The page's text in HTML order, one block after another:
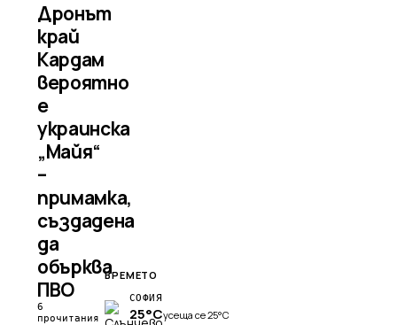
Дронът
край
Кардам
вероятно
е
украинска
„Майя“
–
примамка,
създадена
да
обърква
ПВО
6
прочитания
ВРЕМЕТО
СОФИЯ
25°Cусеща се 25°C